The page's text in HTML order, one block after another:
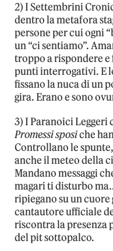
2) I Settembrini
dentro la metafora
persone per cui ogni
un “ci sentiamo”.
troppo a rispondere
punti interrogativi. E
fissano la nuca di un
gira. Erano e sono
3) I Paranoici Leggeri
Promessi sposiche
Controllano le
anche il meteo della
Mandano messaggi
magari ti disturbo
ripiegano su un cuore
cantautore ufficiale
riscontra la presenza
del pit sottopalco.